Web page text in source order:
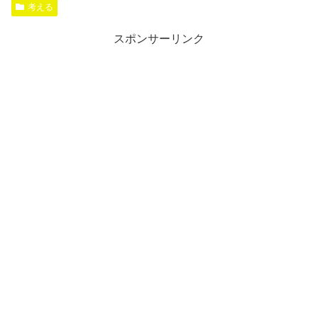
考える
スポンサーリンク